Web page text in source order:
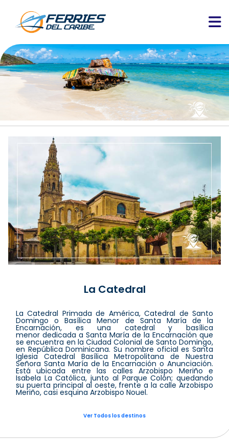
La Catedral
La Catedral Primada de América, Catedral de Santo
Domingo o Basílica Menor de Santa María de la
Encarnación, es una catedral y basílica
menor dedicada a Santa María de la Encarnación que
se encuentra en la Ciudad Colonial de Santo Domingo,
en República Dominicana. Su nombre oficial es Santa
Iglesia Catedral Basílica Metropolitana de Nuestra
Señora Santa María de la Encarnación o Anunciación.
Está ubicada entre las calles Arzobispo Meriño e
Isabela La Católica, junto al Parque Colón; quedando
su puerta principal al oeste, frente a la calle Arzobispo
Meriño, casi esquina Arzobispo Nouel.
Ver Todos los destinos